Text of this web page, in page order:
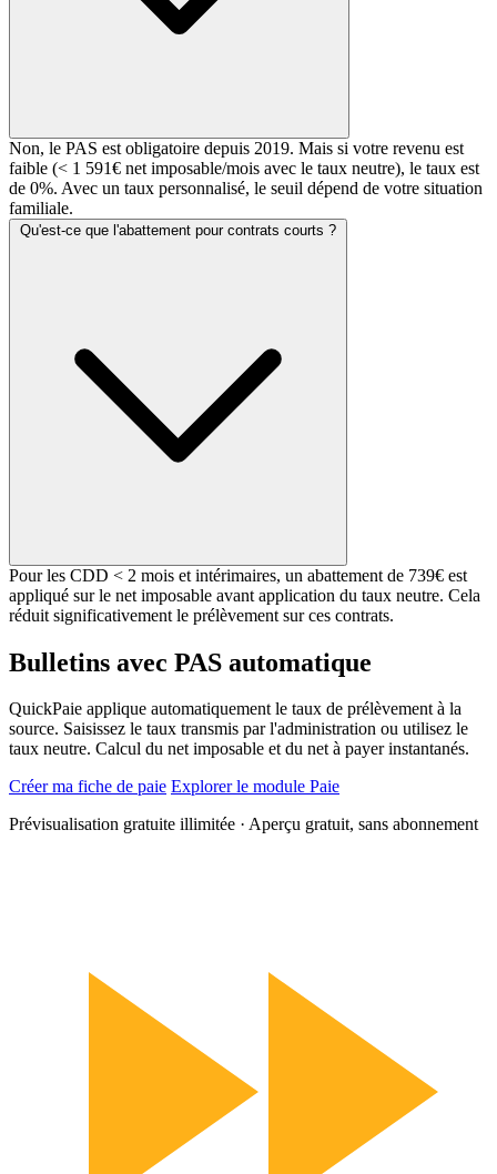
Non, le PAS est obligatoire depuis 2019. Mais si votre revenu est
faible (< 1 591€ net imposable/mois avec le taux neutre), le taux est
de 0%. Avec un taux personnalisé, le seuil dépend de votre situation
familiale.
Qu'est-ce que l'abattement pour contrats courts ?
Pour les CDD < 2 mois et intérimaires, un abattement de 739€ est
appliqué sur le net imposable avant application du taux neutre. Cela
réduit significativement le prélèvement sur ces contrats.
Bulletins avec PAS automatique
QuickPaie applique automatiquement le taux de prélèvement à la
source. Saisissez le taux transmis par l'administration ou utilisez le
taux neutre. Calcul du net imposable et du net à payer instantanés.
Créer ma fiche de paie Explorer le module Paie
Prévisualisation gratuite illimitée · Aperçu gratuit, sans abonnement